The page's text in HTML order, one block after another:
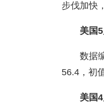
步伐加快
美国
数据
56.4，初
美国